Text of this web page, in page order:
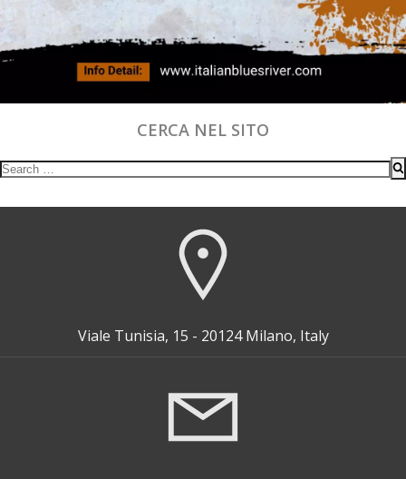
CERCA NEL SITO
Search
Viale Tunisia, 15 - 20124 Milano, Italy